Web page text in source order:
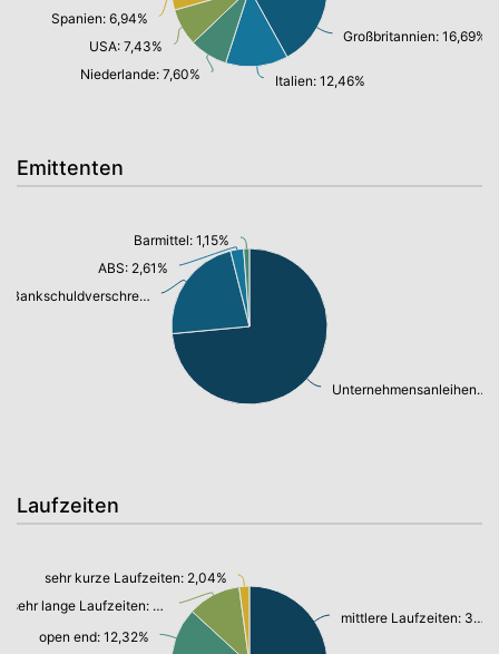
Großbritannien: 16,69%
Italien: 12,46%
Niederlande: 7,60%
USA: 7,43%
Spanien: 6,94%
Emittenten
Unternehmensanleihen: 70,48%
Bankschuldverschreibung: 21,64%
ABS: 2,61%
Barmittel: 1,15%
Laufzeiten
mittlere Laufzeiten: 30,24%
open end: 12,32%
sehr lange Laufzeiten: 10,61%
sehr kurze Laufzeiten: 2,04%